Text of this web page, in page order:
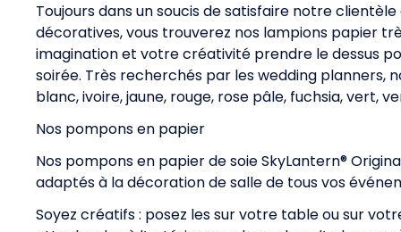
Toujours dans un soucis de satisfaire notre
décoratives, vous trouverez nos lampions papier
imagination et votre créativité prendre le dessus
soirée. Très recherchés par les wedding planners,
blanc, ivoire, jaune, rouge, rose pâle, fuchsia, vert,
Nos pompons en papier
Nos pompons en papier de soie SkyLantern®
adaptés à la décoration de salle de tous vos
Soyez créatifs : posez les sur votre table ou sur